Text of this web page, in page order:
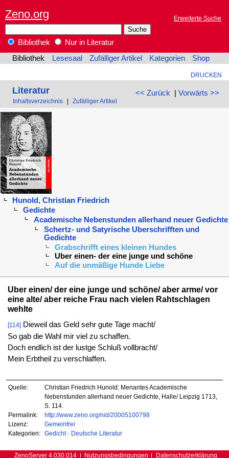
Zeno.org Erweiterte Suche
Bibliothek
Nur in Literatur
Bibliothek
Lesesaal Zufälliger Artikel Kategorien Shop
DRUCKEN
<< Zurück | Vorwärts >>
Literatur
Inhaltsverzeichnis Zufälliger Artikel
Hunold, Christian Friedrich
Gedichte
Academische Nebenstunden allerhand neuer Gedichte
Schertz- und Satyrische Uberschrifften und
Gedichte
Grabschrifft eines kleinen Hundes
Uber einen- der eine junge und schöne
Auf die unmäßige Hunde Liebe
Uber einen/ der eine junge und schöne/ aber arme/ vor
eine alte/ aber reiche Frau nach vielen Rahtschlagen
wehlte
[114]Dieweil das Geld sehr gute Tage macht/
So gab die Wahl mir viel zu schaffen.
Doch endlich ist der lustge Schluß vollbracht/
Mein Erbtheil zu verschlaffen.
Quelle:
Christian Friedrich Hunold: Menantes Academische
Nebenstunden allerhand neuer Gedichte, Halle/ Leipzig 1713,
S. 114.
Permalink:
http://www.zeno.org/nid/20005100798
Lizenz:
Gemeinfrei
Kategorien:
Gedicht· Deutsche Literatur
ZenoServer 4.030.014 Nutzungsbedingungen Datenschutzerklärung